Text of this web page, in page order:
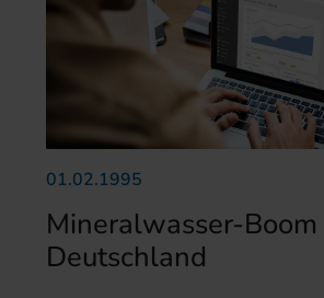
01.02.1995
Mineralwasser-Boom
Deutschland